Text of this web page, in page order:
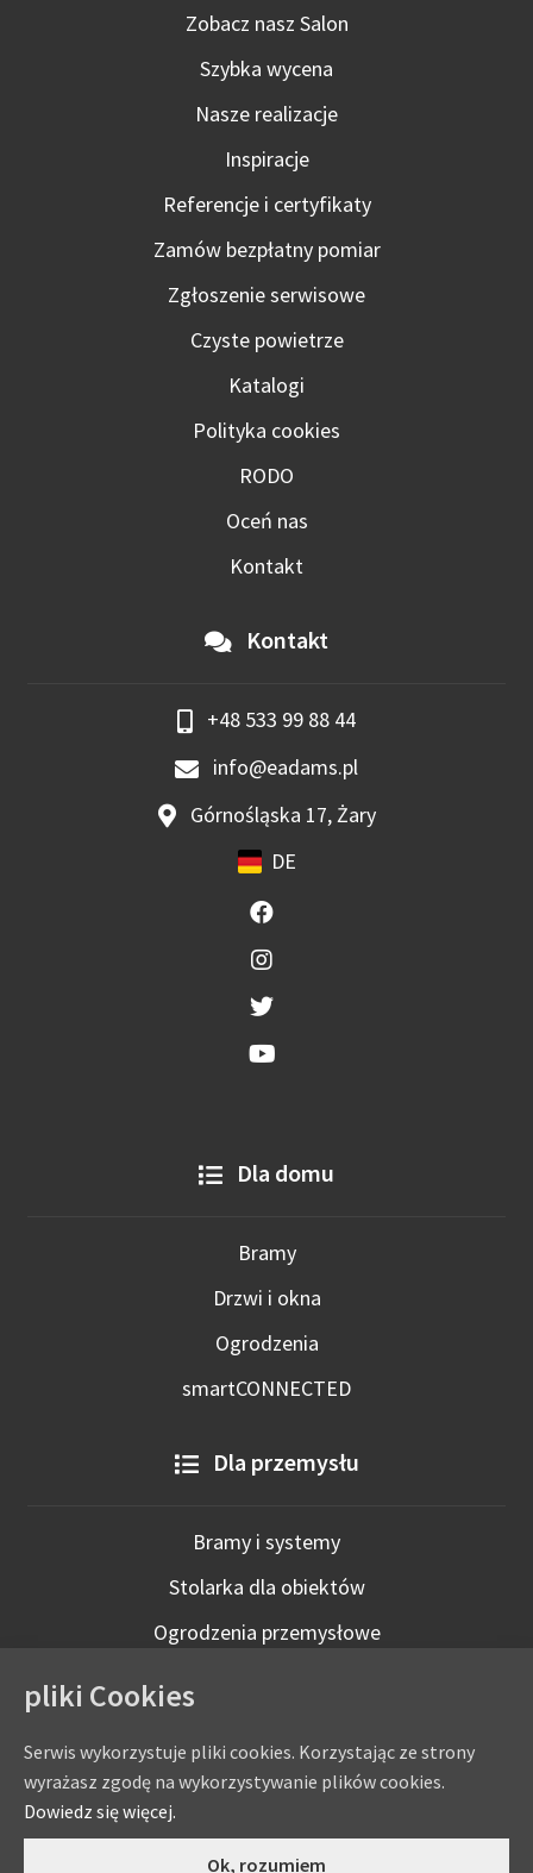
Zobacz nasz Salon
Szybka wycena
Nasze realizacje
Inspiracje
Referencje i certyfikaty
Zamów bezpłatny pomiar
Zgłoszenie serwisowe
Czyste powietrze
Katalogi
Polityka cookies
RODO
Oceń nas
Kontakt
Kontakt
+48 533 99 88 44
info@eadams.pl
Górnośląska 17, Żary
DE
Dla domu
Bramy
Drzwi i okna
Ogrodzenia
smartCONNECTED
Dla przemysłu
Bramy i systemy
Stolarka dla obiektów
Ogrodzenia przemysłowe
pliki Cookies
Serwis wykorzystuje pliki cookies. Korzystając ze strony
wyrażasz zgodę na wykorzystywanie plików cookies.
Dowiedz się więcej.
Ok, rozumiem